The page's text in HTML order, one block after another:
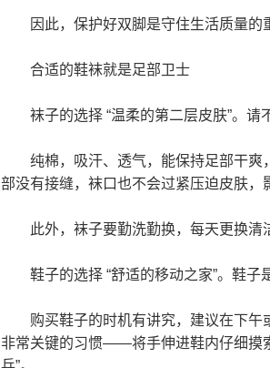
因此，保护好双脚是守住生活质量的
合适的鞋袜就是足部卫士
袜子的选择 “温柔的第二层皮肤”。
纯棉，吸汗、透气，能保持足部干
部没有接缝，袜口也不会过紧压迫皮肤，
此外，袜子要勤洗勤换，每天更换清
鞋子的选择 “舒适的移动之家”。鞋子
购买鞋子的时机有讲究，建议在下
非常关键的习惯——将手伸进鞋内仔细摸